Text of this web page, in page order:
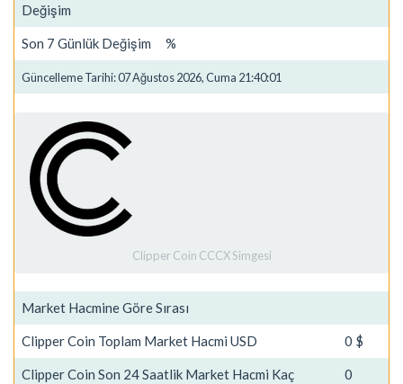
Değişim
Son 7 Günlük Değişim %
Güncelleme Tarihi: 07 Ağustos 2026, Cuma 21:40:01
Clipper Coin CCCX Simgesi
Market Hacmine Göre Sırası
Clipper Coin Toplam Market Hacmi USD 0 $
Clipper Coin Son 24 Saatlik Market Hacmi Kaç
0